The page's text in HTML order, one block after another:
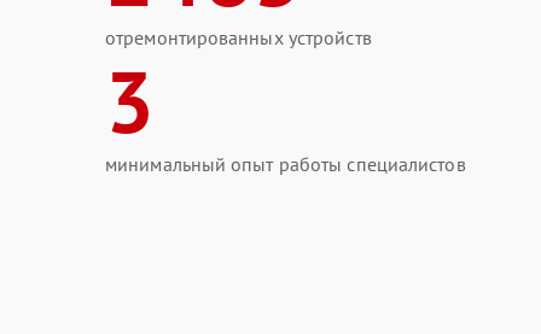
отремонтированных устройств
3
минимальный опыт работы специалистов